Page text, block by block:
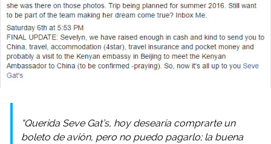
“Querida Seve Gat’s, hoy desearía comprarte un
boleto de avión, pero no puedo pagarlo; la buena